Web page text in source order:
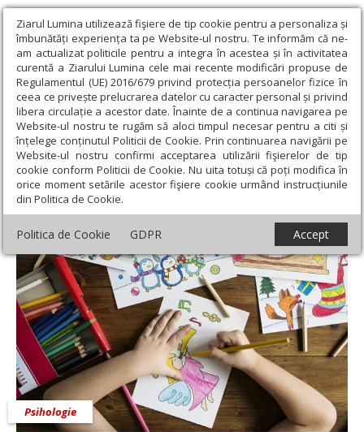
Ziarul Lumina utilizează fişiere de tip cookie pentru a personaliza și
îmbunătăți experiența ta pe Website-ul nostru. Te informăm că ne-
am actualizat politicile pentru a integra în acestea și în activitatea
curentă a Ziarului Lumina cele mai recente modificări propuse de
Regulamentul (UE) 2016/679 privind protecția persoanelor fizice în
ceea ce privește prelucrarea datelor cu caracter personal și privind
libera circulație a acestor date. Înainte de a continua navigarea pe
Website-ul nostru te rugăm să aloci timpul necesar pentru a citi și
înțelege conținutul Politicii de Cookie. Prin continuarea navigării pe
Website-ul nostru confirmi acceptarea utilizării fişierelor de tip
cookie conform Politicii de Cookie. Nu uita totuși că poți modifica în
orice moment setările acestor fişiere cookie urmând instrucțiunile
din Politica de Cookie.
Politica de Cookie GDPR Accept
Ziarul Lumina › Societate › Psihologie › Principalele tulburări de
dezvoltare la copii
Principalele tulburări de dezvoltare la copii
Psihologie